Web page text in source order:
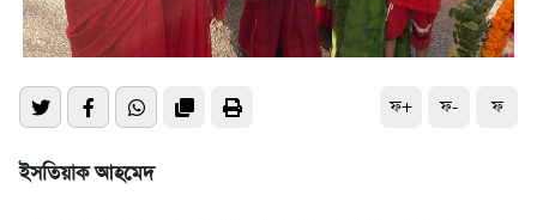
ফ+ ফ- ফ
ইসতিয়াক আহমেদ